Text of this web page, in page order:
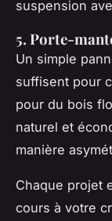
suspension
5. Porte-
Un simple
suffisent pour
pour du bois
naturel et
manière
Chaque projet
cours à votre